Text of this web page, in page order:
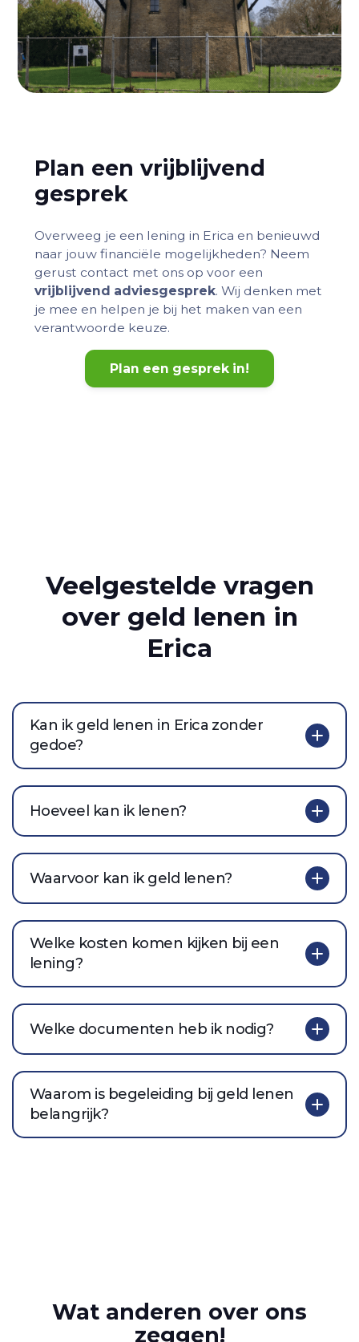
Plan een vrijblijvend
gesprek
Overweeg je een lening in Erica en benieuwd
naar jouw financiële mogelijkheden? Neem
gerust contact met ons op voor een
vrijblijvend adviesgesprek. Wij denken met
je mee en helpen je bij het maken van een
verantwoorde keuze.
Plan een gesprek in!
Veelgestelde vragen
over geld lenen in
Erica
Kan ik geld lenen in Erica zonder
gedoe?
Hoeveel kan ik lenen?
Waarvoor kan ik geld lenen?
Welke kosten komen kijken bij een
lening?
Welke documenten heb ik nodig?
Waarom is begeleiding bij geld lenen
belangrijk?
Wat anderen over ons
zeggen!